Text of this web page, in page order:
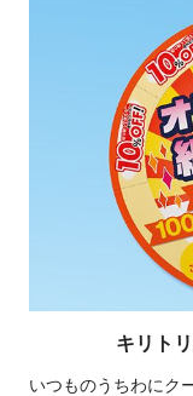
キリト
いつものうちわにク